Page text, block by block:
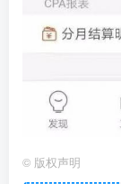
© 版权声明